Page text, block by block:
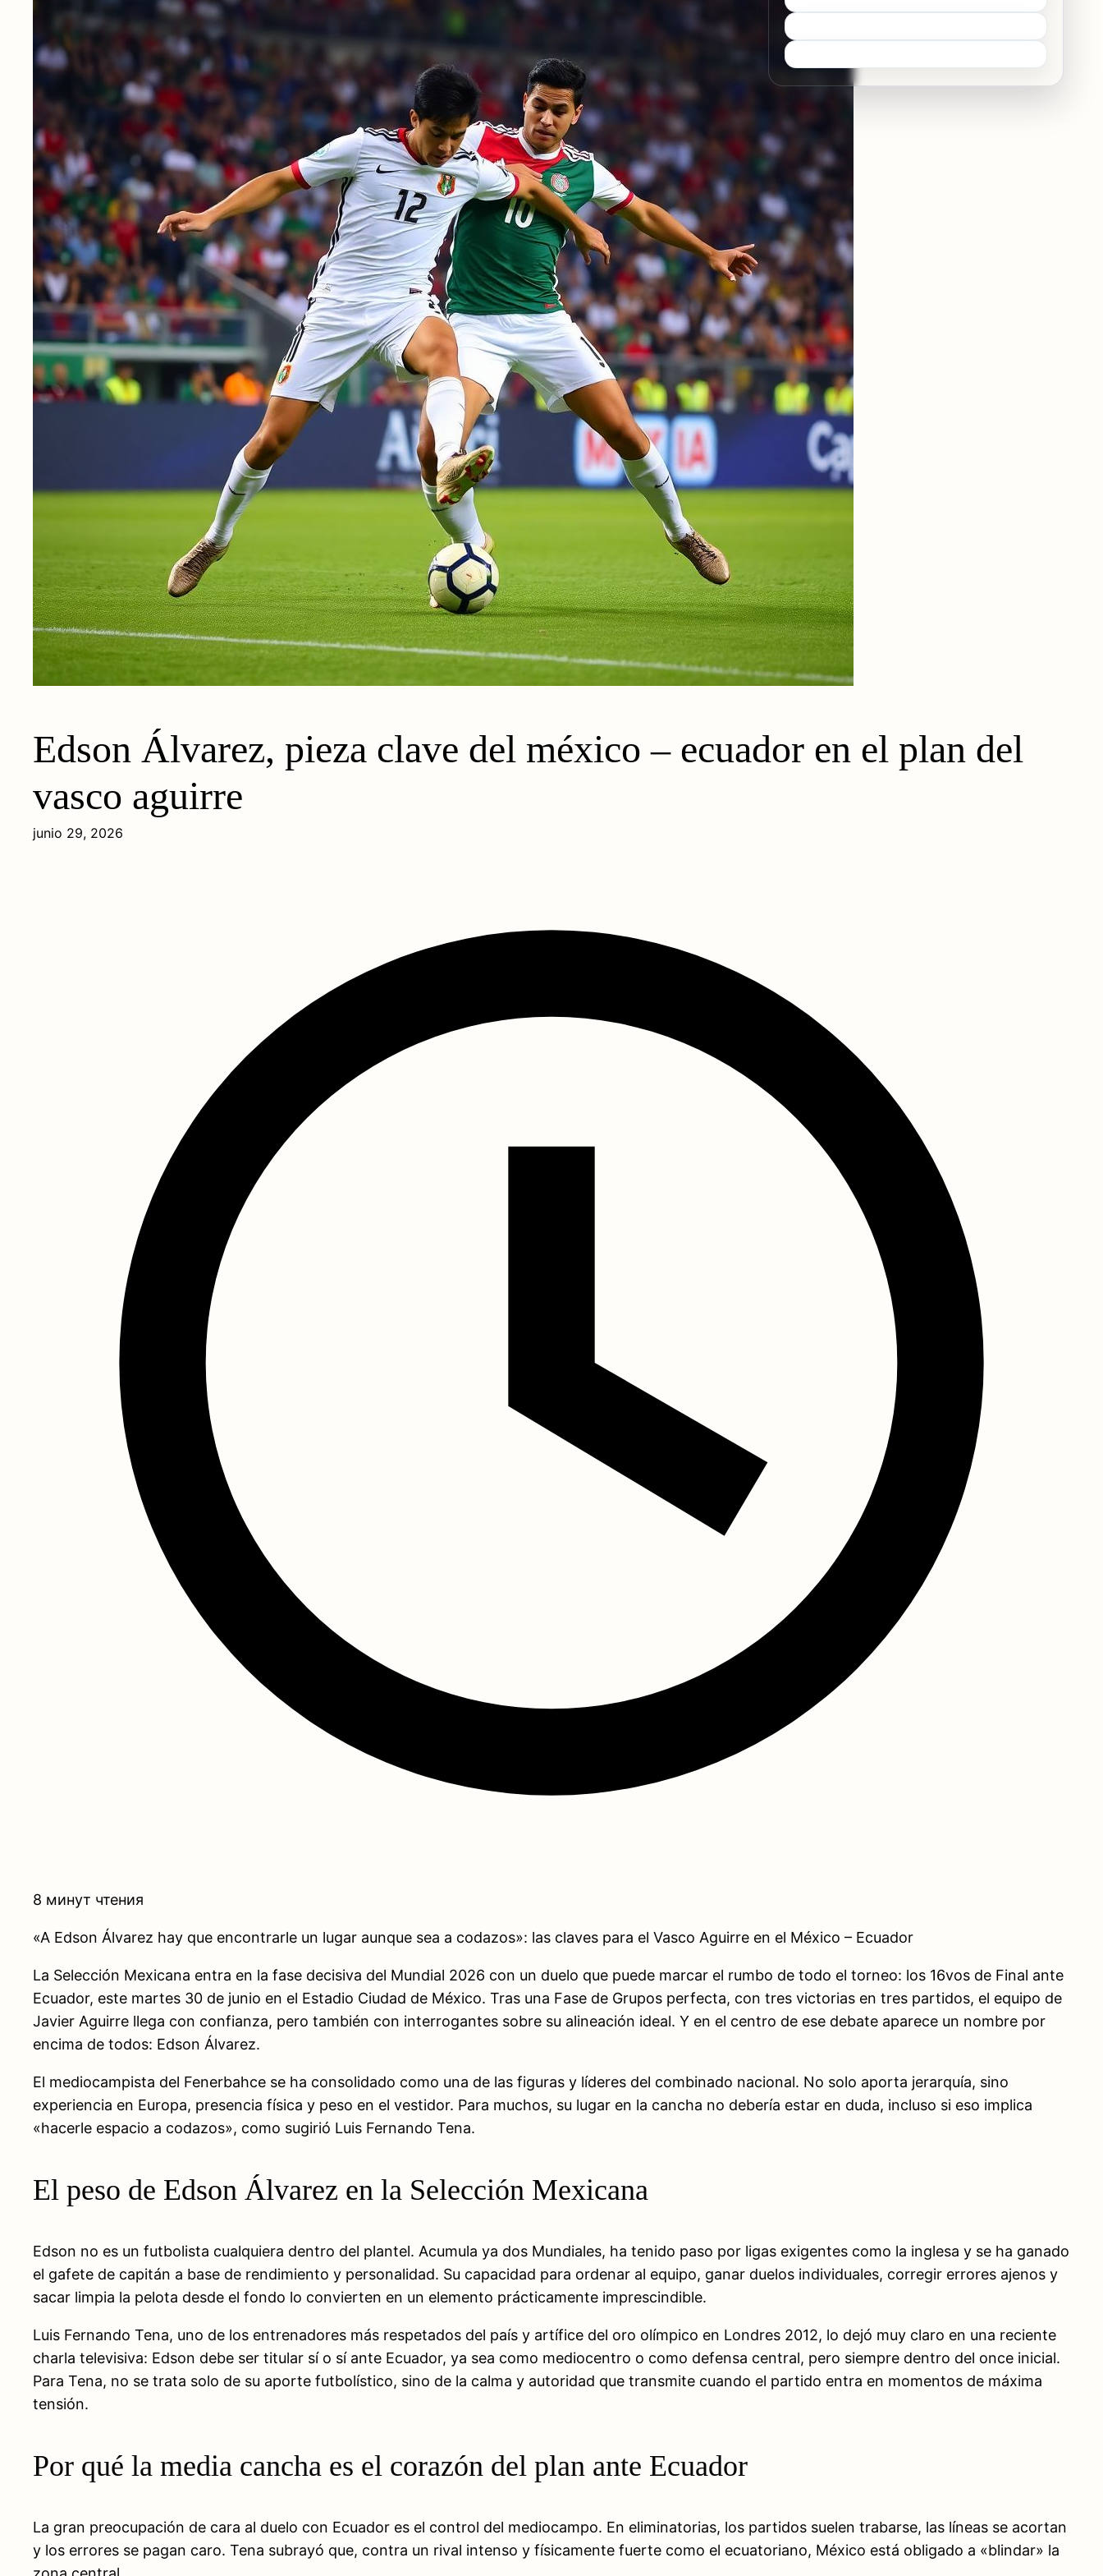
Edson Álvarez, pieza clave del méxico – ecuador en el plan del
vasco aguirre
junio 29, 2026
8 минут чтения
«A Edson Álvarez hay que encontrarle un lugar aunque sea a codazos»: las claves para el Vasco Aguirre en el México – Ecuador
La Selección Mexicana entra en la fase decisiva del Mundial 2026 con un duelo que puede marcar el rumbo de todo el torneo: los 16vos de Final ante
Ecuador, este martes 30 de junio en el Estadio Ciudad de México. Tras una Fase de Grupos perfecta, con tres victorias en tres partidos, el equipo de
Javier Aguirre llega con confianza, pero también con interrogantes sobre su alineación ideal. Y en el centro de ese debate aparece un nombre por
encima de todos: Edson Álvarez.
El mediocampista del Fenerbahce se ha consolidado como una de las figuras y líderes del combinado nacional. No solo aporta jerarquía, sino
experiencia en Europa, presencia física y peso en el vestidor. Para muchos, su lugar en la cancha no debería estar en duda, incluso si eso implica
«hacerle espacio a codazos», como sugirió Luis Fernando Tena.
El peso de Edson Álvarez en la Selección Mexicana
Edson no es un futbolista cualquiera dentro del plantel. Acumula ya dos Mundiales, ha tenido paso por ligas exigentes como la inglesa y se ha ganado
el gafete de capitán a base de rendimiento y personalidad. Su capacidad para ordenar al equipo, ganar duelos individuales, corregir errores ajenos y
sacar limpia la pelota desde el fondo lo convierten en un elemento prácticamente imprescindible.
Luis Fernando Tena, uno de los entrenadores más respetados del país y artífice del oro olímpico en Londres 2012, lo dejó muy claro en una reciente
charla televisiva: Edson debe ser titular sí o sí ante Ecuador, ya sea como mediocentro o como defensa central, pero siempre dentro del once inicial.
Para Tena, no se trata solo de su aporte futbolístico, sino de la calma y autoridad que transmite cuando el partido entra en momentos de máxima
tensión.
Por qué la media cancha es el corazón del plan ante Ecuador
La gran preocupación de cara al duelo con Ecuador es el control del mediocampo. En eliminatorias, los partidos suelen trabarse, las líneas se acortan
y los errores se pagan caro. Tena subrayó que, contra un rival intenso y físicamente fuerte como el ecuatoriano, México está obligado a «blindar» la